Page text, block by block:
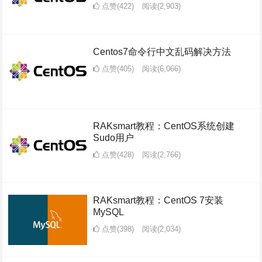
点赞(422) 阅读(2,903)
Centos7命令行中文乱码解决方法
点赞(405) 阅读(6,066)
RAKsmart教程：CentOS系统创建
Sudo用户
点赞(428) 阅读(2,766)
RAKsmart教程：CentOS 7安装
MySQL
点赞(398) 阅读(2,034)